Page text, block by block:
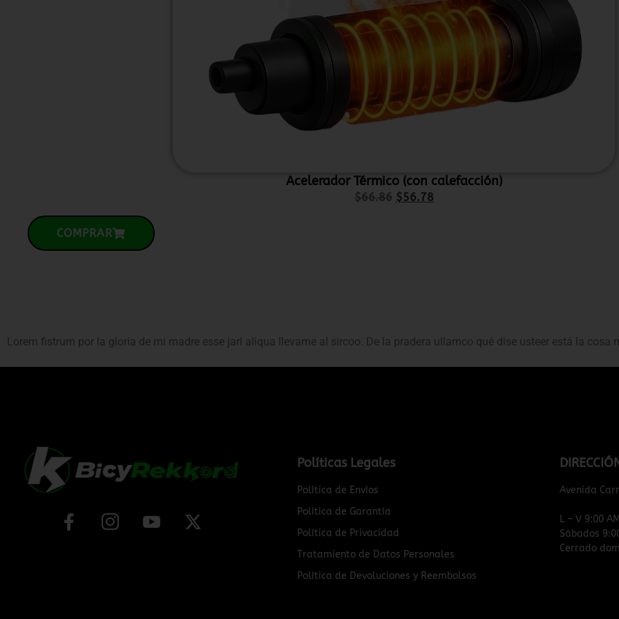
Acelerador Térmico (con calefacción)
$66.86 $56.78
COMPRAR
Lorem fistrum por la gloria de mi madre esse jarl aliqua llevame al sircoo. De la pradera ullamco qué dise usteer está la cosa
Políticas Legales
Política de Envíos
Política de Garantía
Política de Privacidad
Tratamiento de Datos Personales
Política de Devoluciones y Reembolsos
Avenida
L – V 9:00
Sábados
Cerrado